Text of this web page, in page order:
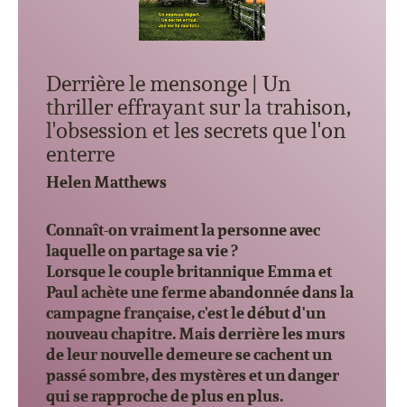
Derrière le mensonge | Un
thriller effrayant sur la trahison,
l'obsession et les secrets que l'on
enterre
Helen Matthews
Connaît-on vraiment la personne avec
laquelle on partage sa vie ?
Lorsque le couple britannique Emma et
Paul achète une ferme abandonnée dans la
campagne française, c'est le début d'un
nouveau chapitre. Mais derrière les murs
de leur nouvelle demeure se cachent un
passé sombre, des mystères et un danger
qui se rapproche de plus en plus.